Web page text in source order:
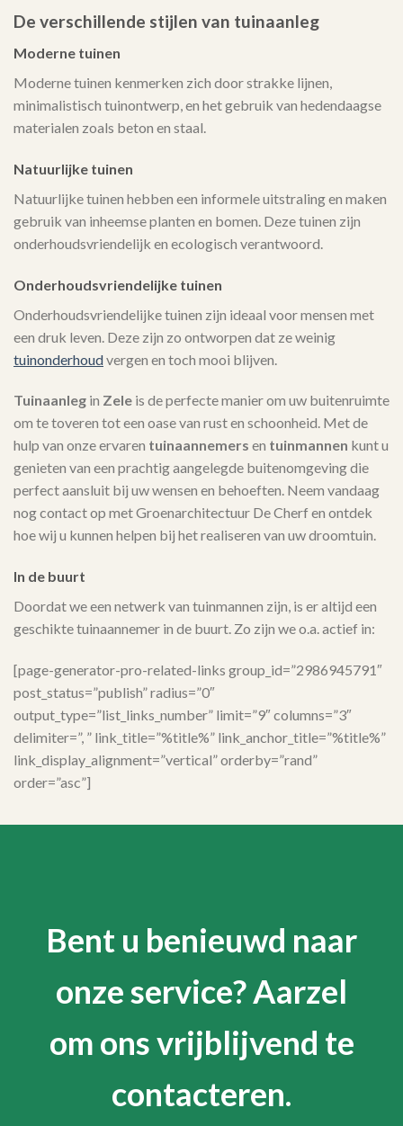
De verschillende stijlen van tuinaanleg
Moderne tuinen
Moderne tuinen kenmerken zich door strakke lijnen,
minimalistisch tuinontwerp, en het gebruik van hedendaagse
materialen zoals beton en staal.
Natuurlijke tuinen
Natuurlijke tuinen hebben een informele uitstraling en maken
gebruik van inheemse planten en bomen. Deze tuinen zijn
onderhoudsvriendelijk en ecologisch verantwoord.
Onderhoudsvriendelijke tuinen
Onderhoudsvriendelijke tuinen zijn ideaal voor mensen met
een druk leven. Deze zijn zo ontworpen dat ze weinig
tuinonderhoudvergen en toch mooi blijven.
Tuinaanleg in Zele is de perfecte manier om uw buitenruimte
om te toveren tot een oase van rust en schoonheid. Met de
hulp van onze ervaren tuinaannemers en tuinmannen kunt u
genieten van een prachtig aangelegde buitenomgeving die
perfect aansluit bij uw wensen en behoeften. Neem vandaag
nog contact op met Groenarchitectuur De Cherf en ontdek
hoe wij u kunnen helpen bij het realiseren van uw droomtuin.
In de buurt
Doordat we een netwerk van tuinmannen zijn, is er altijd een
geschikte tuinaannemer in de buurt. Zo zijn we o.a. actief in:
[page-generator-pro-related-links group_id=”2986945791″
post_status=”publish” radius=”0″
output_type=”list_links_number” limit=”9″ columns=”3″
delimiter=”, ” link_title=”%title%” link_anchor_title=”%title%”
link_display_alignment=”vertical” orderby=”rand”
order=”asc”]
Bent u benieuwd naar
onze service? Aarzel
om ons vrijblijvend te
contacteren.